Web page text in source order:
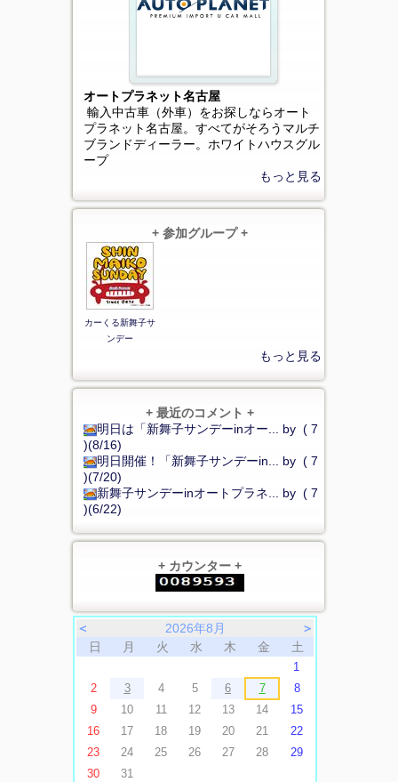
オートプラネット名古屋
輸入中古車（外車）をお探しならオート
プラネット名古屋。すべてがそろうマルチ
ブランドディーラー。ホワイトハウスグル
ープ
もっと見る
+ 参加グループ +
カーくる新舞子サ
ンデー
もっと見る
+ 最近のコメント +
明日は「新舞子サンデーinオー... by ( 7
)(8/16)
明日開催！「新舞子サンデーin... by ( 7
)(7/20)
新舞子サンデーinオートプラネ... by ( 7
)(6/22)
+ カウンター +
＜ 2026年8月
＞
日
月 火 水 木 金 土
1
2
3 4 5 6 7
8
9
10 11 12 13 14
15
16
17 18 19 20 21
22
23
24 25 26 27 28
29
30
31